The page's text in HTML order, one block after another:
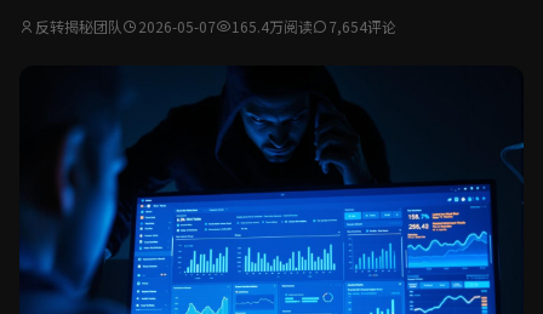
反转揭秘团队 2026-05-07 165.4万阅读 7,654评论